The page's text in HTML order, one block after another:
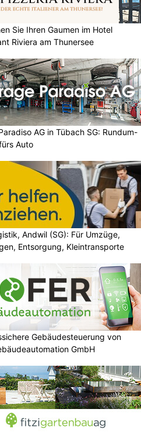
Sie Ihren Gaumen im Hotel
Riviera am Thunersee
AG in Tübach SG: Rundum-
Auto
Andwil (SG): Für Umzüge,
Entsorgung, Kleintransporte
Gebäudesteuerung von
GmbH